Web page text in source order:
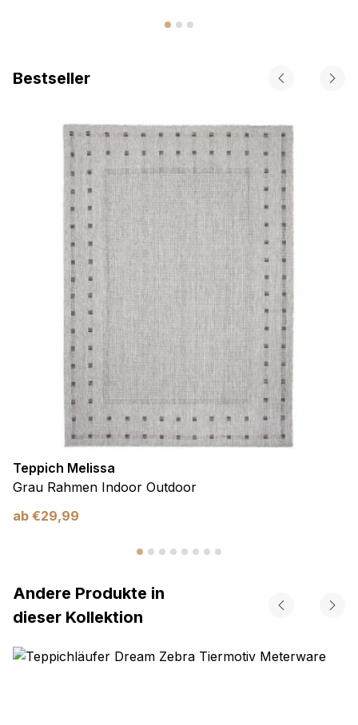
Bestseller
Teppich Melissa
Grau Rahmen Indoor Outdoor
ab €29,99
Andere Produkte in
dieser Kollektion